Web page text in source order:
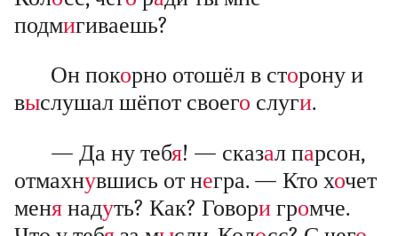
подмигиваешь?
Он покорно отошёл в сторону и
выслушал шёпот своего слуги.
— Да ну тебя! — сказал парсон,
отмахнувшись от негра. — Кто хочет
меня надуть? Как? Говори громче.